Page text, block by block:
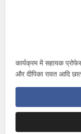
कार्यक्रम में सहायक
और दीपिका रावत आदि